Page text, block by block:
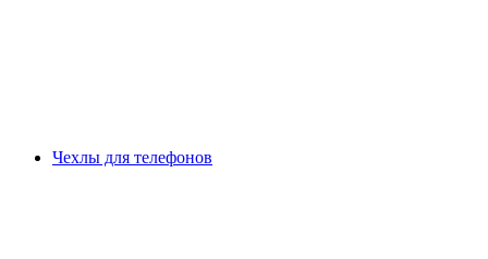
Чехлы для телефонов